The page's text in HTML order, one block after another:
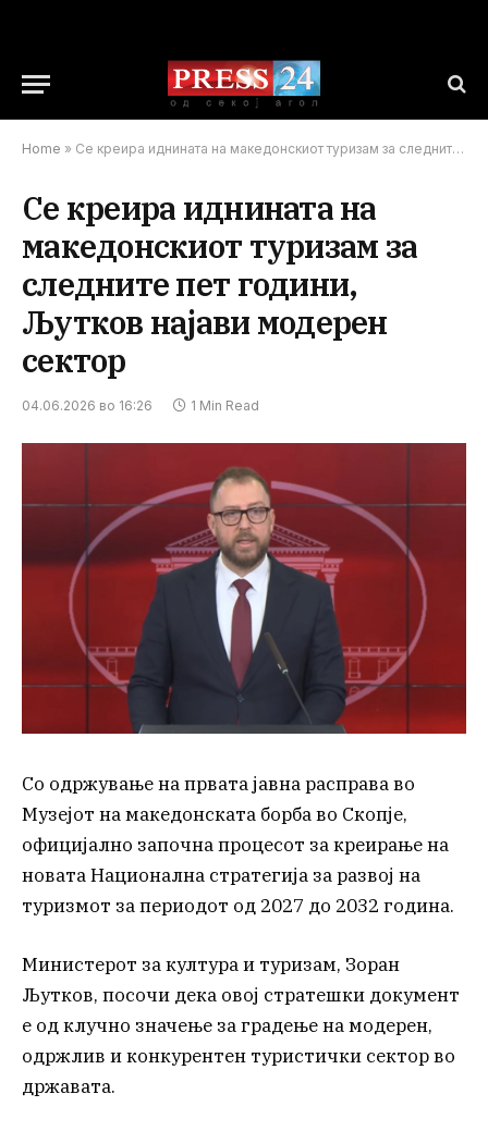
Home » Се креира иднината на македонскиот туризам за следните пет години, Љутков најави модерен сектор
Се креира иднината на
македонскиот туризам за
следните пет години,
Љутков најави модерен
сектор
04.06.2026 во 16:26 1 Min Read
Со одржување на првата јавна расправа во
Музејот на македонската борба во Скопје,
официјално започна процесот за креирање на
новата Национална стратегија за развој на
туризмот за периодот од 2027 до 2032 година.
Министерот за култура и туризам, Зоран
Љутков, посочи дека овој стратешки документ
е од клучно значење за градење на модерен,
одржлив и конкурентен туристички сектор во
државата.